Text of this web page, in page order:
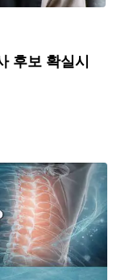
후보 확실시